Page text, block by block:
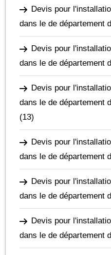
Devis pour
dans le de département
Devis pour
dans le de département
Devis pour
dans le de département
(13)
Devis pour
dans le de département
Devis pour
dans le de département
Devis pour
dans le de département